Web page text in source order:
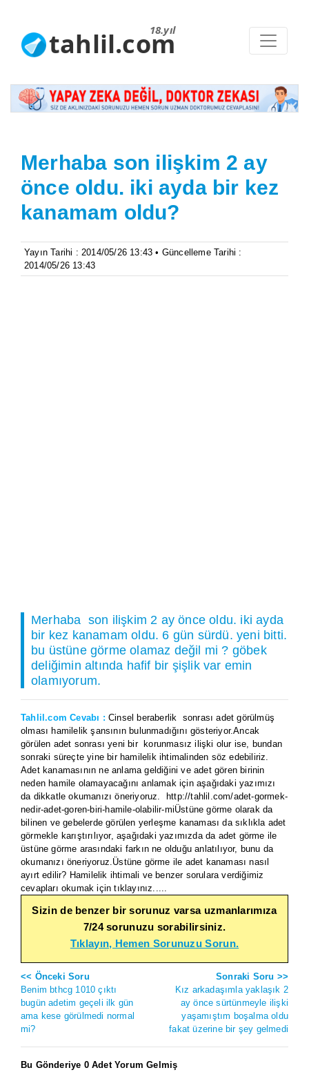
18.yıl
tahlil.com
Merhaba son ilişkim 2 ay
önce oldu. iki ayda bir kez
kanamam oldu?
Yayın Tarihi : 2014/05/26 13:43 • Güncelleme Tarihi :
2014/05/26 13:43
Merhaba son ilişkim 2 ay önce oldu. iki ayda
bir kez kanamam oldu. 6 gün sürdü. yeni bitti.
bu üstüne görme olamaz değil mi ? göbek
deliğimin altında hafif bir şişlik var emin
olamıyorum.
Tahlil.com Cevabı : Cinsel beraberlik sonrası adet görülmüş
olması hamilelik şansının bulunmadığını gösteriyor.Ancak
görülen adet sonrası yeni bir korunmasız ilişki olur ise, bundan
sonraki süreçte yine bir hamilelik ihtimalinden söz edebiliriz.
Adet kanamasının ne anlama geldiğini ve adet gören birinin
neden hamile olamayacağını anlamak için aşağıdaki yazımızı
da dikkatle okumanızı öneriyoruz. http://tahlil.com/adet-gormek-
nedir-adet-goren-biri-hamile-olabilir-miÜstüne görme olarak da
bilinen ve gebelerde görülen yerleşme kanaması da sıklıkla adet
görmekle karıştırılıyor, aşağıdaki yazımızda da adet görme ile
üstüne görme arasındaki farkın ne olduğu anlatılıyor, bunu da
okumanızı öneriyoruz.Üstüne görme ile adet kanaması nasıl
ayırt edilir? Hamilelik ihtimali ve benzer sorulara verdiğimiz
cevapları okumak için tıklayınız.....
Sizin de benzer bir sorunuz varsa uzmanlarımıza
7/24 sorunuzu sorabilirsiniz.
Tıklayın, Hemen Sorunuzu Sorun.
<< Önceki Soru
Benim bthcg 1010 çıktı
bugün adetim geçeli ilk gün
ama kese görülmedi normal
mi?
Sonraki Soru >>
Kız arkadaşımla yaklaşık 2
ay önce sürtünmeyle ilişki
yaşamıştım boşalma oldu
fakat üzerine bir şey gelmedi
Bu Gönderiye 0 Adet Yorum Gelmiş